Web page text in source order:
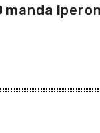
manda